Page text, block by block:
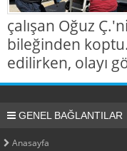
çalışan Oğuz
bileğinden
edilirken, olayı
GENEL BAĞLANTILAR
Anasayfa